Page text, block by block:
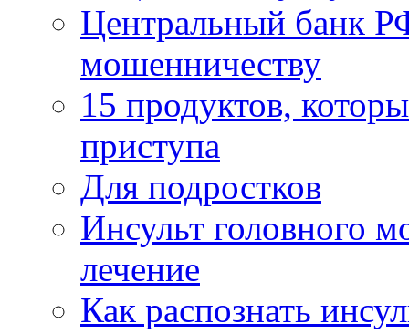
Центральный банк
мошенничеству
15 продуктов,
приступа
Для подростков
Инсульт головного
лечение
Как распознать